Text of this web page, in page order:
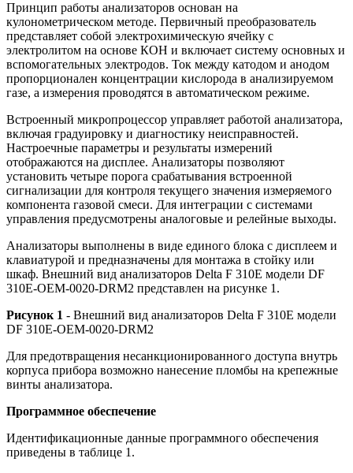
Принцип работы анализаторов основан на
кулонометрическом методе. Первичный преобразователь
представляет собой электрохимическую ячейку с
электролитом на основе КОН и включает систему основных и
вспомогательных электродов. Ток между катодом и анодом
пропорционален концентрации кислорода в анализируемом
газе, а измерения проводятся в автоматическом режиме.
Встроенный микропроцессор управляет работой анализатора,
включая градуировку и диагностику неисправностей.
Настроечные параметры и результаты измерений
отображаются на дисплее. Анализаторы позволяют
установить четыре порога срабатывания встроенной
сигнализации для контроля текущего значения измеряемого
компонента газовой смеси. Для интеграции с системами
управления предусмотрены аналоговые и релейные выходы.
Анализаторы выполнены в виде единого блока с дисплеем и
клавиатурой и предназначены для монтажа в стойку или
шкаф. Внешний вид анализаторов Delta F 310E модели DF
310E-OEM-0020-DRM2 представлен на рисунке 1.
Рисунок 1 - Внешний вид анализаторов Delta F 310E модели
DF 310E-OEM-0020-DRM2
Для предотвращения несанкционированного доступа внутрь
корпуса прибора возможно нанесение пломбы на крепежные
винты анализатора.
Программное обеспечение
Идентификационные данные программного обеспечения
приведены в таблице 1.